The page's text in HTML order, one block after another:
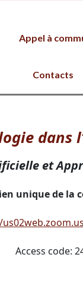
Appel à
Contacts
dans
et
unique de la
Access code: